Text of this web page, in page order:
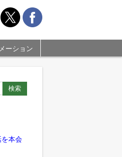
ーション
本会